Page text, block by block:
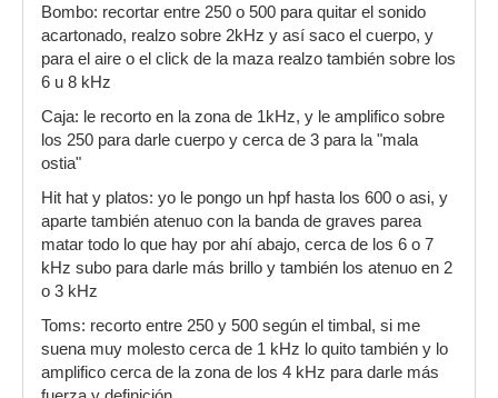
Bombo: recortar entre 250 o 500 para quitar el sonido
acartonado, realzo sobre 2kHz y así saco el cuerpo, y
para el aire o el click de la maza realzo también sobre los
6 u 8 kHz
Caja: le recorto en la zona de 1kHz, y le amplifico sobre
los 250 para darle cuerpo y cerca de 3 para la "mala
ostia"
Hit hat y platos: yo le pongo un hpf hasta los 600 o asi, y
aparte también atenuo con la banda de graves parea
matar todo lo que hay por ahí abajo, cerca de los 6 o 7
kHz subo para darle más brillo y también los atenuo en 2
o 3 kHz
Toms: recorto entre 250 y 500 según el timbal, si me
suena muy molesto cerca de 1 kHz lo quito también y lo
amplifico cerca de la zona de los 4 kHz para darle más